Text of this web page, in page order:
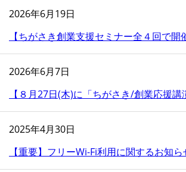
2026年6月19日
【ちがさき創業支援セミナー全４回で開
2026年6月7日
【８月27日(木)に「ちがさき/創業応援講
2025年4月30日
【重要】フリーWi-Fi利用に関するお知ら